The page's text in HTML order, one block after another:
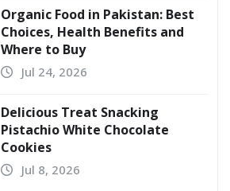
Organic Food in Pakistan: Best
Choices, Health Benefits and
Where to Buy
Jul 24, 2026
Delicious Treat Snacking
Pistachio White Chocolate
Cookies
Jul 8, 2026